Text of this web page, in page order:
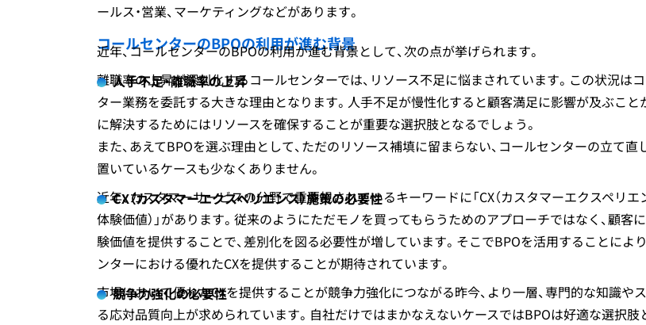
ールス・営業、マーケティングなどがあります。
コールセンターのBPOの利用が進む背景
近年、コールセンターのBPOの利用が進む背景として、次の点が挙げられます。
人手不足・離職率の上昇
離職率の上昇が深刻化するコールセンターでは、リソース不足に悩まされています。この状況は
ター業務を委託する大きな理由となります。人手不足が慢性化すると顧客満足に影響が及ぶこと
に解決するためにはリソースを確保することが重要な選択肢となるでしょう。
また、あえてBPOを選ぶ理由として、ただのリソース補填に留まらない、コールセンターの立て直
置いているケースも少なくありません。
CX（カスタマーエクスペリエンス）施策の必要性
近年、カスタマーサービスの分野で重要視されているキーワードに「CX（カスタマーエクスペリエ
体験価値）」があります。従来のようにただモノを買ってもらうためのアプローチではなく、顧客
験価値を提供することで、差別化を図る必要性が増しています。そこでBPOを活用することによ
ンターにおける優れたCXを提供することが期待されています。
競争力強化の必要性
市場において優れたCXを提供することが競争力強化につながる昨今、より一層、専門的な知識や
る応対品質向上が求められています。自社だけではまかなえないケースではBPOは好適な選択肢